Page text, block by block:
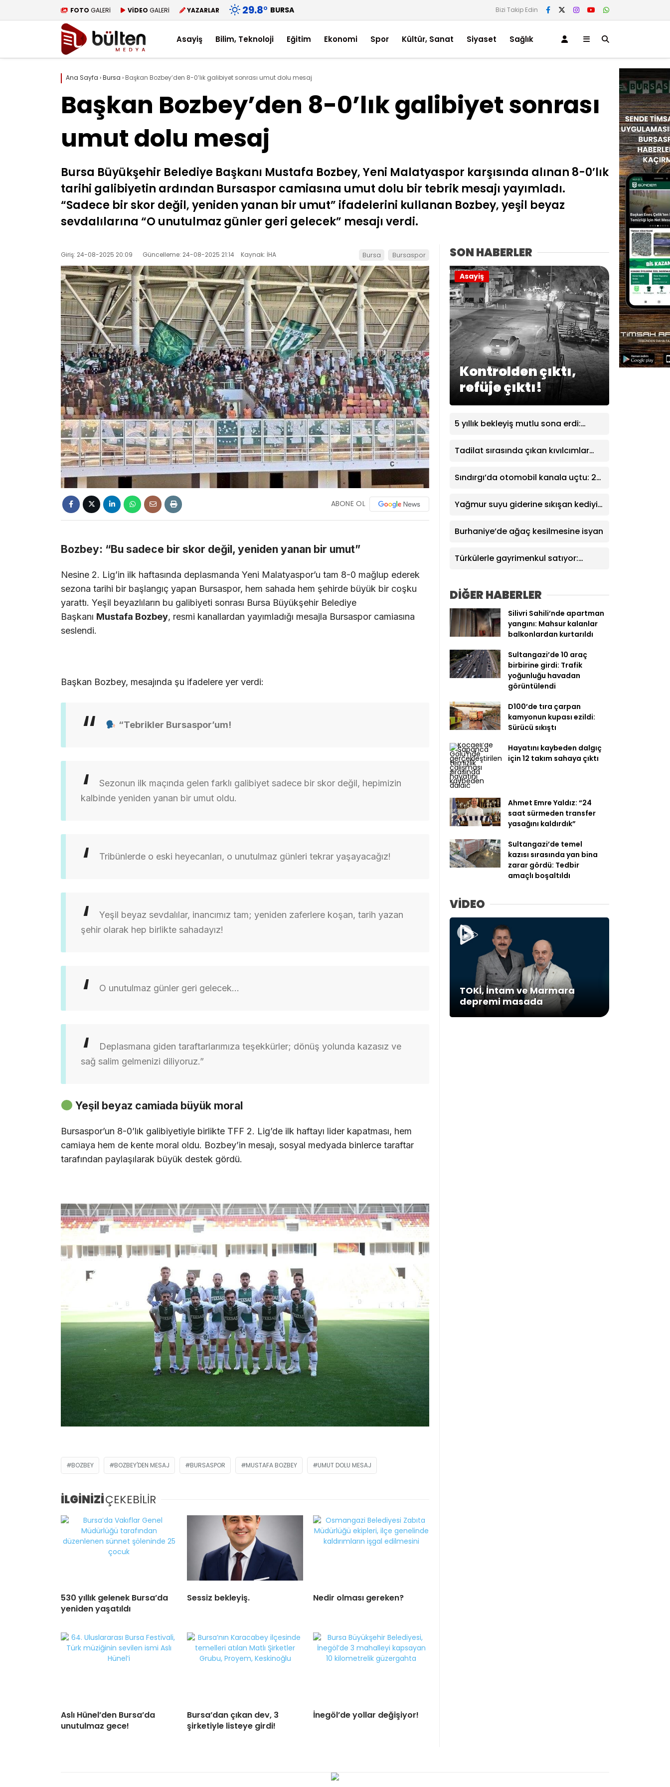
FOTO GALERİ VİDEO GALERİ YAZARLAR 29.8° BURSA Bizi Takip Edin
Asayiş Bilim, Teknoloji Eğitim Ekonomi Spor Kültür, Sanat Siyaset Sağlık
Ana Sayfa ›Bursa › Başkan Bozbey’den 8-0’lık galibiyet sonrası umut dolu mesaj
Başkan Bozbey’den 8-0’lık galibiyet sonrası
umut dolu mesaj
Bursa Büyükşehir Belediye Başkanı Mustafa Bozbey, Yeni Malatyaspor karşısında alınan 8-0’lık
tarihi galibiyetin ardından Bursaspor camiasına umut dolu bir tebrik mesajı yayımladı.
“Sadece bir skor değil, yeniden yanan bir umut” ifadelerini kullanan Bozbey, yeşil beyaz
sevdalılarına “O unutulmaz günler geri gelecek” mesajı verdi.
Giriş: 24-08-2025 20:09 Güncelleme: 24-08-2025 21:14 Kaynak: İHA Bursa Bursaspor
ABONE OL
Bozbey: “Bu sadece bir skor değil, yeniden yanan bir umut”
Nesine 2. Lig’in ilk haftasında deplasmanda Yeni Malatyaspor’u tam 8-0 mağlup ederek
sezona tarihi bir başlangıç yapan Bursaspor, hem sahada hem şehirde büyük bir coşku
yarattı. Yeşil beyazlıların bu galibiyeti sonrası Bursa Büyükşehir Belediye
Başkanı Mustafa Bozbey, resmi kanallardan yayımladığı mesajla Bursaspor camiasına
seslendi.
Başkan Bozbey, mesajında şu ifadelere yer verdi:
“Tebrikler Bursaspor’um!
Sezonun ilk maçında gelen farklı galibiyet sadece bir skor değil, hepimizin
kalbinde yeniden yanan bir umut oldu.
Tribünlerde o eski heyecanları, o unutulmaz günleri tekrar yaşayacağız!
Yeşil beyaz sevdalılar, inancımız tam; yeniden zaferlere koşan, tarih yazan
şehir olarak hep birlikte sahadayız!
O unutulmaz günler geri gelecek…
Deplasmana giden taraftarlarımıza teşekkürler; dönüş yolunda kazasız ve
sağ salim gelmenizi diliyoruz.”
Yeşil beyaz camiada büyük moral
Bursaspor’un 8-0’lık galibiyetiyle birlikte TFF 2. Lig’de ilk haftayı lider kapatması, hem
camiaya hem de kente moral oldu. Bozbey’in mesajı, sosyal medyada binlerce taraftar
tarafından paylaşılarak büyük destek gördü.
BOZBEY BOZBEY'DEN MESAJ BURSASPOR MUSTAFA BOZBEY UMUT DOLU MESAJ
İLGİNİZİÇEKEBİLİR
530 yıllık gelenek Bursa’da
yeniden yaşatıldı
Sessiz bekleyiş. Nedir olması gereken?
Aslı Hünel’den Bursa’da
unutulmaz gece!
Bursa’dan çıkan dev, 3
şirketiyle listeye girdi!
İnegöl’de yollar değişiyor!
SON HABERLER
Kontrolden çıktı,
refüje çıktı!
Asayiş
5 yıllık bekleyiş mutlu sona erdi:
Tadilat sırasında çıkan kıvılcımlar
Sındırgı’da otomobil kanala uçtu: 2
Yağmur suyu giderine sıkışan kediyi
Burhaniye’de ağaç kesilmesine isyan
Türkülerle gayrimenkul satıyor:
DİĞER HABERLER
Silivri Sahili’nde apartman
yangını: Mahsur kalanlar
balkonlardan kurtarıldı
Sultangazi’de 10 araç
birbirine girdi: Trafik
yoğunluğu havadan
görüntülendi
D100’de tıra çarpan
kamyonun kupası ezildi:
Sürücü sıkıştı
Hayatını kaybeden dalgıç
için 12 takım sahaya çıktı
Ahmet Emre Yaldız: “24
saat sürmeden transfer
yasağını kaldırdık”
Sultangazi’de temel
kazısı sırasında yan bina
zarar gördü: Tedbir
amaçlı boşaltıldı
VİDEO
TOKİ, İntam ve Marmara
depremi masada